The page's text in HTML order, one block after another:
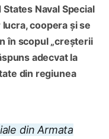
Naval Special
coopera și se
în scopul „creșterii
adecvat la
din regiunea
din Armata